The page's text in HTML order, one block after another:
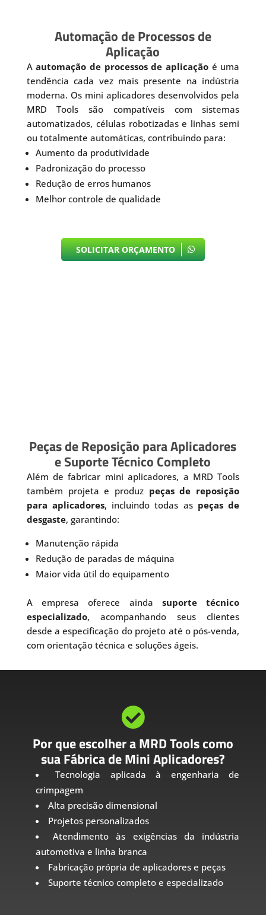
Automação de Processos de
Aplicação
Aautomação de processos de aplicaçãoé uma
tendência cada vez mais presente na indústria
moderna. Os mini aplicadores desenvolvidos pela
MRD Tools são compatíveis com sistemas
automatizados, células robotizadas e linhas semi
ou totalmente automáticas, contribuindo para:
Aumento da produtividade
Padronização do processo
Redução de erros humanos
Melhor controle de qualidade
SOLICITAR ORÇAMENTO
Peças de Reposição para Aplicadores
e Suporte Técnico Completo
Além de fabricar mini aplicadores, a MRD Tools
também projeta e produz peças de reposição
para aplicadores, incluindo todas as peças de
desgaste, garantindo:
Manutenção rápida
Redução de paradas de máquina
Maior vida útil do equipamento
A empresa oferece ainda suporte técnico
especializado, acompanhando seus clientes
desde a especificação do projeto até o pós-venda,
com orientação técnica e soluções ágeis.

Por que escolher a MRD Tools como
sua Fábrica de Mini Aplicadores?
Tecnologia aplicada à engenharia de
crimpagem
Alta precisão dimensional
Projetos personalizados
Atendimento às exigências da indústria
automotiva e linha branca
Fabricação própria de aplicadores e peças
Suporte técnico completo e especializado